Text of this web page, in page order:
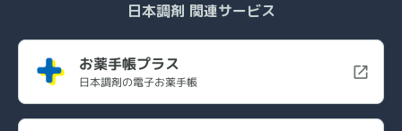
日本調剤 関連サービス
お薬手帳プラス
日本調剤の電子お薬手帳